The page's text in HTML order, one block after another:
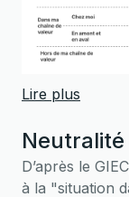
Lire plus
D’après le
à la "situation